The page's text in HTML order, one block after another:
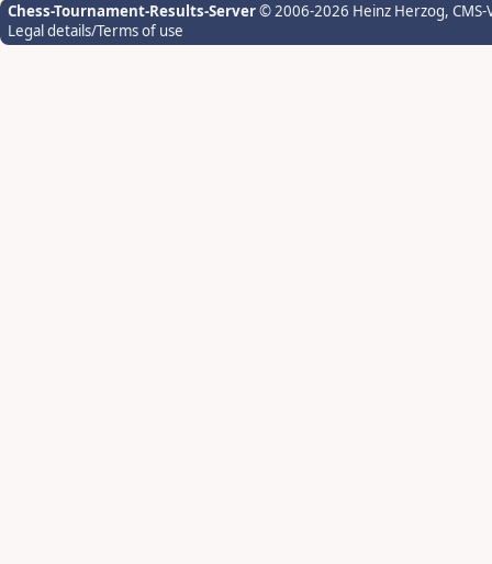
Chess-Tournament-Results-Server© 2006-2026 Heinz Herzog,
Legal details/Terms of use